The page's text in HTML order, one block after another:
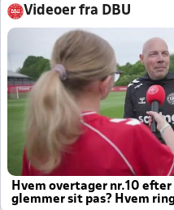
Videoer fra DBU
Hvem overtager nr.10 efter
glemmer sit pas? Hvem